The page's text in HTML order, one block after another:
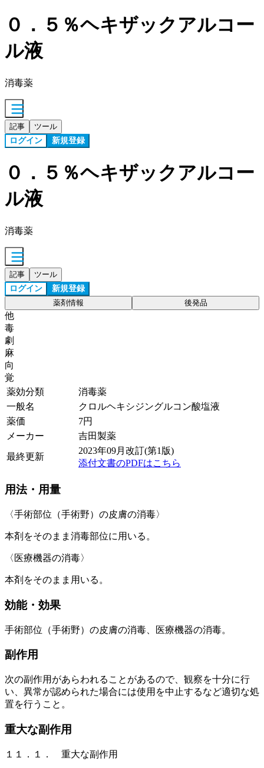
０．５％ヘキザックアルコー
ル液
消毒薬
記事 ツール
ログイン 新規登録
０．５％ヘキザックアルコー
ル液
消毒薬
記事 ツール
ログイン 新規登録
薬剤情報 後発品
他
毒
劇
麻
向
覚
薬効分類
消毒薬
一般名
クロルヘキシジングルコン酸塩液
薬価
7円
メーカー
吉田製薬
最終更新
2023年09月改訂(第1版)
添付文書のPDFはこちら
用法・用量
〈手術部位（手術野）の皮膚の消毒〉
本剤をそのまま消毒部位に用いる。
〈医療機器の消毒〉
本剤をそのまま用いる。
効能・効果
手術部位（手術野）の皮膚の消毒、医療機器の消毒。
副作用
次の副作用があらわれることがあるので、観察を十分に行
い、異常が認められた場合には使用を中止するなど適切な処
置を行うこと。
重大な副作用
１１．１． 重大な副作用